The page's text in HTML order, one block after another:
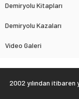
Demiryolu Kitapları
Demiryolu Kazaları
Video Galeri
2002 yılından